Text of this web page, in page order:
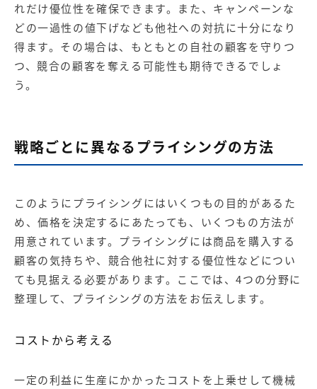
れだけ優位性を確保できます。また、キャンペーンな
どの一過性の値下げなども他社への対抗に十分になり
得ます。その場合は、もともとの自社の顧客を守りつ
つ、競合の顧客を奪える可能性も期待できるでしょ
う。
戦略ごとに異なるプライシングの方法
このようにプライシングにはいくつもの目的があるた
め、価格を決定するにあたっても、いくつもの方法が
用意されています。プライシングには商品を購入する
顧客の気持ちや、競合他社に対する優位性などについ
ても見据える必要があります。ここでは、4つの分野に
整理して、プライシングの方法をお伝えします。
コストから考える
一定の利益に生産にかかったコストを上乗せして機械